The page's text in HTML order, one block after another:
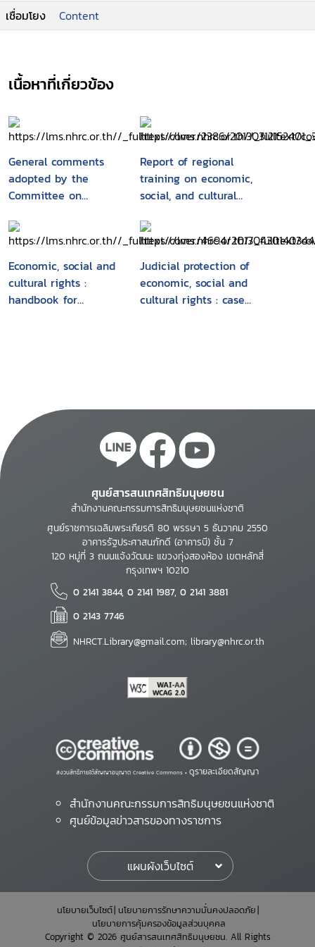
เชื่อมโยง Content
เนื้อหาที่เกี่ยวข้อง
General comments
adopted by the
Committee on
Cultural Rights
Report of regional
training on economic,
social, and cultural
August 2002, Kuala
Lumpur, Malaysia
Economic, social and
cultural rights :
handbook for
Judicial protection of
economic, social and
cultural rights : cases
ศูนย์สารสนเทศสิทธิมนุษยชน
สำนักงานคณะกรรมการสิทธิมนุษยชนแห่งชาติ
ศูนย์ราชการเฉลิมพระเกียรติ 80 พรรษา 5 ธันวาคม 2550
อาคารรัฐประศาสนภักดี (อาคารบี) ชั้น 7
120 หมู่ที่ 3 ถนนแจ้งวัฒนะ แขวงทุ่งสองห้อง เขตหลักสี่
กรุงเทพฯ 10210
0 2141 3844, 0 2141 1987, 0 2141 3881
0 2143 7746
NHRCT.Library@gmail.com; library@nhrc.or.th
สงวนสิทธิ์ภายใต้สัญญาอนุญาต Creative Commons • ดูรายละเอียดสัญญา
สำนักงานคณะกรรมการสิทธิมนุษยชนแห่งชาติ
ศูนย์ข้อมูลข่าวสารของทางราชการ
แผนผังเว็บไซต์
นโยบายเว็บไซต์ นโยบายการรักษาความมั่นคงปลอดภัย
นโยบายการคุ้มครองข้อมูลส่วนบุคคล
Copyright © 2026 ศูนย์สารสนเทศสิทธิมนุษยชน. All Rights